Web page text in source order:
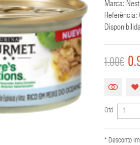
Marca:
Referência:
1.00€
Qtd
* Desconto